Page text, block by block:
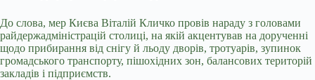
До слова, мер Києва Віталій Кличко провів нараду з головами
райдержадміністрацій столиці, на якій акцентував на дорученні
щодо прибирання від снігу й льоду дворів, тротуарів, зупинок
громадського транспорту, пішохідних зон, балансових територій
закладів і підприємств.